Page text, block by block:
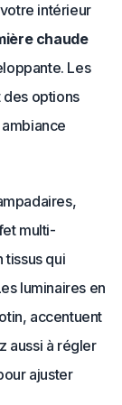
intérieur
chaude
Les
des options
multi-
tissus qui
luminaires en
accentuent
aussi à régler
ajuster